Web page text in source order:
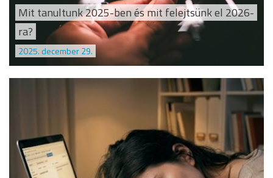
Mit tanultunk 2025-ben és mit felejtsünk el 2026-
ra?
2025. december 29.